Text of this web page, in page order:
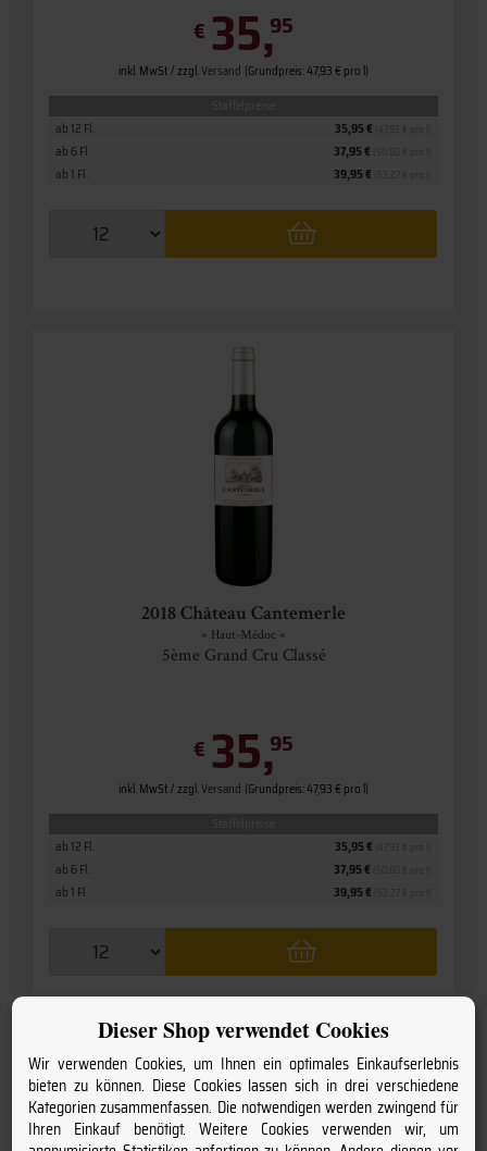
€ 35,95
inkl. MwSt. / zzgl.Versand (Grundpreis: 47,93 € pro l)
ab 1 Fl. 39,95 €
ab 6 Fl. 37,95 €
ab 12 Fl. 35,95 €
2018 Château Cantemerle
» Haut-Médoc «
5ème Grand Cru Classé
€ 35,95
inkl. MwSt. / zzgl.Versand (Grundpreis: 47,93 € pro l)
ab 1 Fl. 39,95 €
ab 6 Fl. 37,95 €
ab 12 Fl. 35,95 €
Dieser Shop verwendet Cookies
Wir verwenden Cookies, um Ihnen ein optimales Einkaufserlebnis
bieten zu können. Diese Cookies lassen sich in drei verschiedene
Kategorien zusammenfassen. Die notwendigen werden zwingend für
Ihren Einkauf benötigt. Weitere Cookies verwenden wir, um